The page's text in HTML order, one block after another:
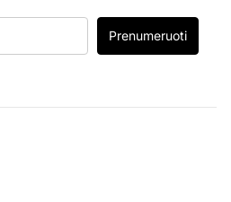
Prenumeruoti